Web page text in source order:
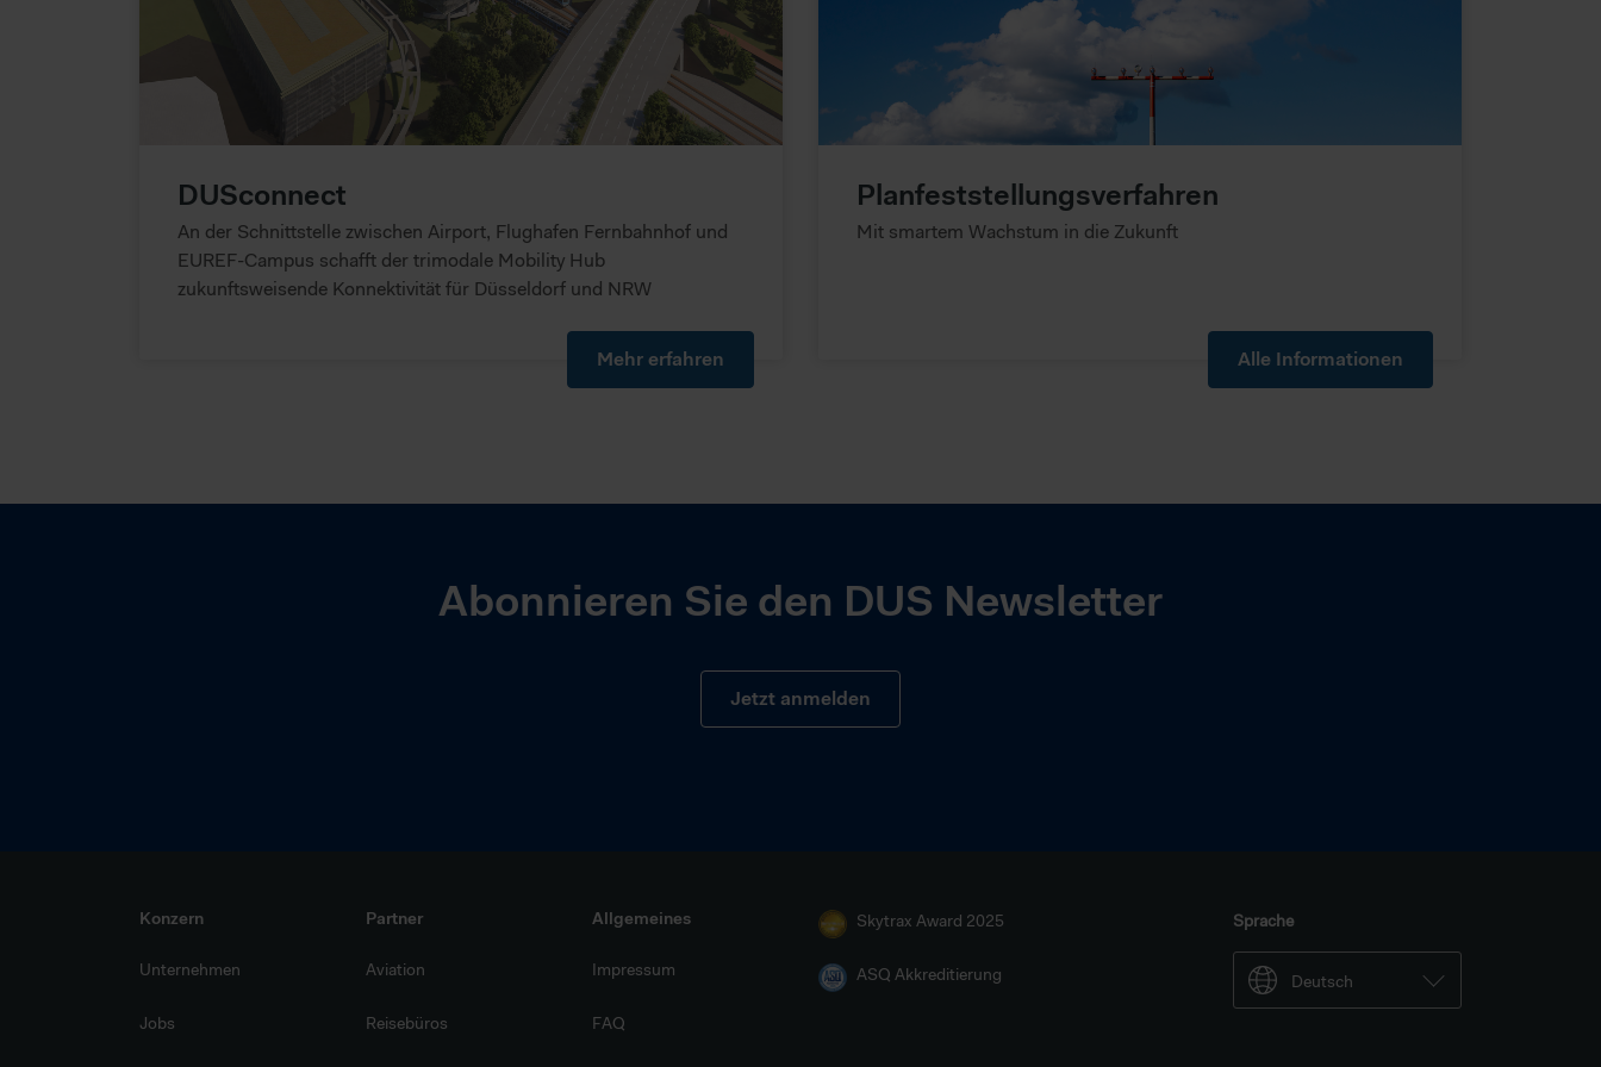
Daten verarbeiten.
DUSconnect
An der Schnittstelle zwischen Airport, Flughafen Fernbahnhof und
EUREF-Campus schafft der trimodale Mobility Hub
zukunftsweisende Konnektivität für Düsseldorf und NRW
Mehr erfahren
Planfeststellungsverfahren
Mit smartem Wachstum in die Zukunft
Alle Informationen
Abonnieren Sie den DUS Newsletter
Jetzt anmelden
Konzern
Unternehmen
Jobs
Partner
Aviation
Reisebüros
Allgemeines
Impressum
FAQ
Skytrax Award 2025
ASQ Akkreditierung
Sprache
Deutsch